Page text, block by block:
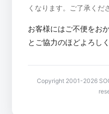
くなります。ご了承くだ
お客様にはご不便をお
とご協力のほどよろし
Copyright 2001-2026